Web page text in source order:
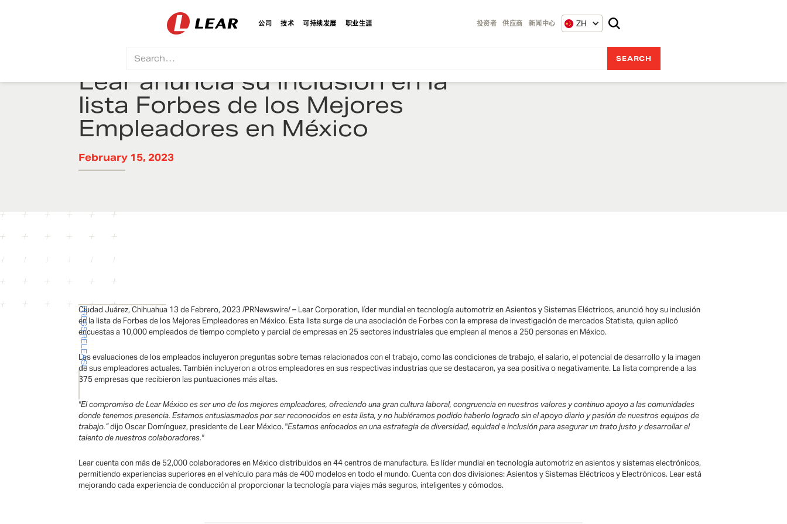
投资者 供应商 新闻中心 ZH
公司 技术 可持续发展 职业生涯
Lear anuncia su inclusión en la
lista Forbes de los Mejores
Empleadores en México
February 15, 2023
PRESS RELEASE
Ciudad Juárez, Chihuahua 13 de Febrero, 2023 /PRNewswire/ – Lear Corporation, líder mundial en tecnología automotriz en Asientos y Sistemas Eléctricos, anunció hoy su inclusión
en la lista de Forbes de los Mejores Empleadores en México. Esta lista surge de una asociación de Forbes con la empresa de investigación de mercados Statista, quien aplicó
encuestas a 10,000 empleados de tiempo completo y parcial de empresas en 25 sectores industriales que emplean al menos a 250 personas en México.
Las evaluaciones de los empleados incluyeron preguntas sobre temas relacionados con el trabajo, como las condiciones de trabajo, el salario, el potencial de desarrollo y la imagen
de sus empleadores actuales. También incluyeron a otros empleadores en sus respectivas industrias que se destacaron, ya sea positiva o negativamente. La lista comprende a las
375 empresas que recibieron las puntuaciones más altas.
"El compromiso de Lear México es ser uno de los mejores empleadores, ofreciendo una gran cultura laboral, congruencia en nuestros valores y continuo apoyo a las comunidades
donde tenemos presencia. Estamos entusiasmados por ser reconocidos en esta lista, y no hubiéramos podido haberlo logrado sin el apoyo diario y pasión de nuestros equipos de
trabajo.”dijo Oscar Domínguez, presidente de Lear México. "Estamos enfocados en una estrategia de diversidad, equidad e inclusión para asegurar un trato justo y desarrollar el
talento de nuestros colaboradores."
Lear cuenta con más de 52,000 colaboradores en México distribuidos en 44 centros de manufactura. Es líder mundial en tecnología automotriz en asientos y sistemas electrónicos,
permitiendo experiencias superiores en el vehículo para más de 400 modelos en todo el mundo. Cuenta con dos divisiones: Asientos y Sistemas Eléctricos y Electrónicos. Lear está
mejorando cada experiencia de conducción al proporcionar la tecnología para viajes más seguros, inteligentes y cómodos.